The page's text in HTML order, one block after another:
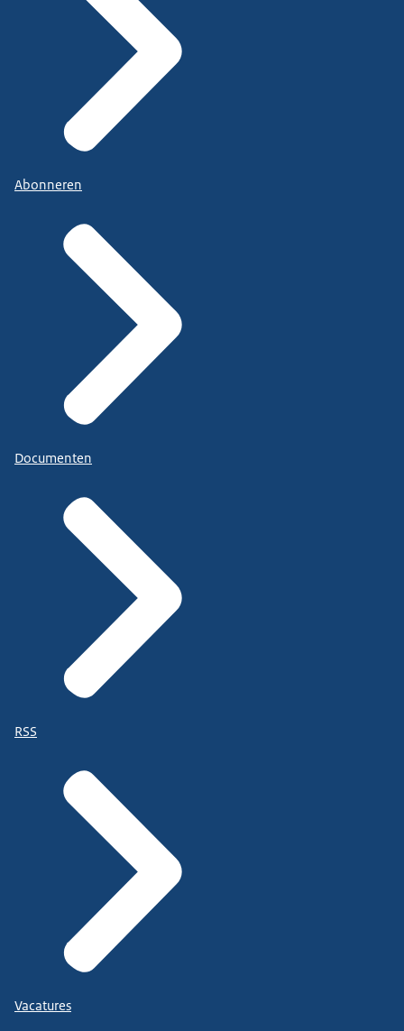
Abonneren
Documenten
RSS
Vacatures